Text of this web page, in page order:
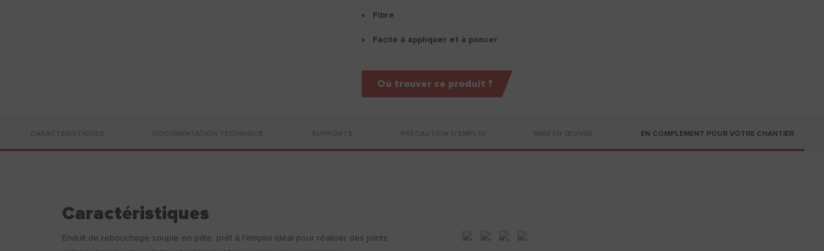
Fibre
Facile à appliquer et à poncer
Où trouver ce produit ?
EN COMPLÉMENT POUR VOTRE CHANTIER
Caractéristiques
Enduit de rebouchage souple en pâte, prêt à l'emploi idéal pour réaliser des joints